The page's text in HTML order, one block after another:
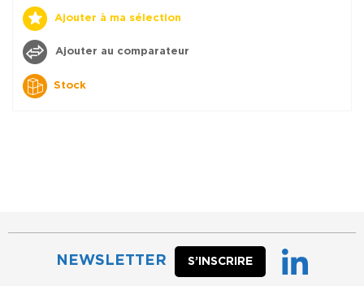
Ajouter à ma sélection
Ajouter au comparateur
Stock
NEWSLETTER S’INSCRIRE